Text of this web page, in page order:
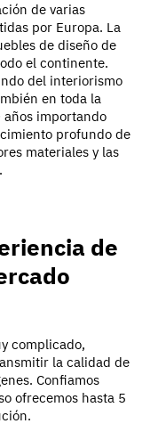
de varias
por Europa. La
de diseño de
el continente.
del interiorismo
en toda la
años importando
profundo de
materiales y las
de
complicado,
la calidad de
Confiamos
ofrecemos hasta 5